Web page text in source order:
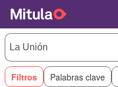
Filtros Palabras clave